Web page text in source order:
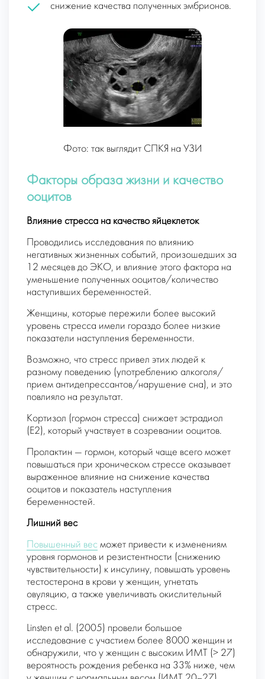
снижение качества полученных эмбрионов.
Фото: так выглядит СПКЯ на УЗИ
Факторы образа жизни и качество
ооцитов
Влияние стресса на качество яйцеклеток
Проводились исследования по влиянию
негативных жизненных событий, произошедших за
12 месяцев до ЭКО, и влияние этого фактора на
уменьшение полученных ооцитов/количество
наступивших беременностей.
Женщины, которые пережили более высокий
уровень стресса имели гораздо более низкие
показатели наступления беременности.
Возможно, что стресс привел этих людей к
разному поведению (употреблению алкоголя/
прием антидепрессантов/нарушение сна), и это
повлияло на результат.
Кортизол (гормон стресса) снижает эстрадиол
(E2), который участвует в созревании ооцитов.
Пролактин — гормон, который чаще всего может
повышаться при хроническом стрессе оказывает
выраженное влияние на снижение качества
ооцитов и показатель наступления
беременностей.
Лишний вес
Повышенный вес может привести к изменениям
уровня гормонов и резистентности (снижению
чувствительности) к инсулину, повышать уровень
тестостерона в крови у женщин, угнетать
овуляцию, а также увеличивать окислительный
стресс.
Linsten et al. (2005) провели большое
исследование с участием более 8000 женщин и
обнаружили, что у женщин с высоким ИМТ (> 27)
вероятность рождения ребенка на 33% ниже, чем